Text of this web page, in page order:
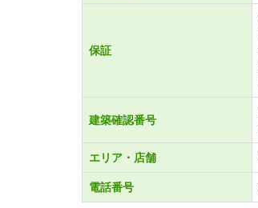
保証
建築確認番号
エリア・店舗
電話番号